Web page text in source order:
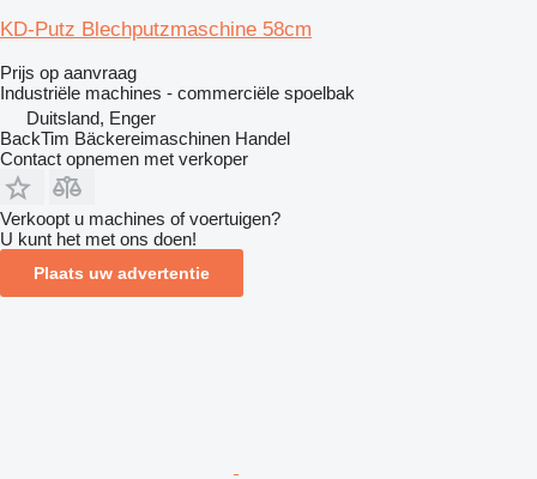
KD-Putz Blechputzmaschine 58cm
Prijs op aanvraag
Industriële machines - commerciële spoelbak
Duitsland, Enger
BackTim Bäckereimaschinen Handel
Contact opnemen met verkoper
Verkoopt u machines of voertuigen?
U kunt het met ons doen!
Plaats uw advertentie